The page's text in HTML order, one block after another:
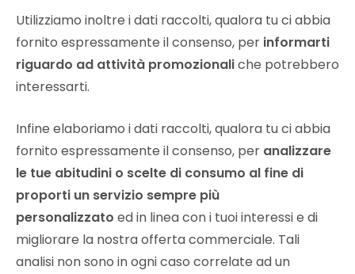
Utilizziamo inoltre i dati raccolti, qualora tu ci abbia
fornito espressamente il consenso, per informarti
riguardo ad attività promozionaliche potrebbero
interessarti.
Infine elaboriamo i dati raccolti, qualora tu ci abbia
fornito espressamente il consenso, per analizzare
le tue abitudini o scelte di consumo al fine di
proporti un servizio sempre più
personalizzato ed in linea con i tuoi interessi e di
migliorare la nostra offerta commerciale. Tali
analisi non sono in ogni caso correlate ad un